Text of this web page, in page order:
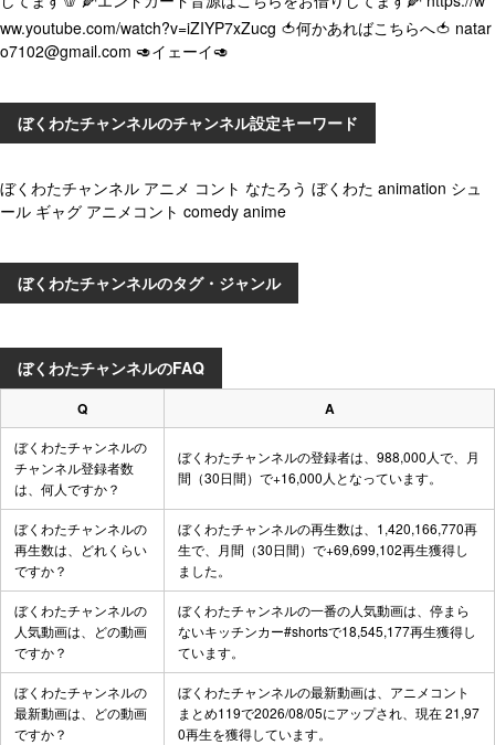
ww.youtube.com/watch?v=iZIYP7xZucg 🍅何かあればこちらへ🍅 natar
o7102@gmail.com 🥑イェーイ🥑
ぼくわたチャンネルのチャンネル設定キーワード
ぼくわたチャンネル アニメ コント なたろう ぼくわた animation シュ
ール ギャグ アニメコント comedy anime
ぼくわたチャンネルのタグ・ジャンル
ぼくわたチャンネルのFAQ
Q A
ぼくわたチャンネルの
チャンネル登録者数
は、何人ですか？
ぼくわたチャンネルの登録者は、988,000人で、月
間（30日間）で+16,000人となっています。
ぼくわたチャンネルの
再生数は、どれくらい
ですか？
ぼくわたチャンネルの再生数は、1,420,166,770再
生で、月間（30日間）で+69,699,102再生獲得し
ました。
ぼくわたチャンネルの
人気動画は、どの動画
ですか？
ぼくわたチャンネルの一番の人気動画は、 停まら
ないキッチンカー#shortsで18,545,177再生獲得し
ています。
ぼくわたチャンネルの
最新動画は、どの動画
ですか？
ぼくわたチャンネルの最新動画は、 アニメコント
まとめ119で2026/08/05にアップされ、現在 21,97
0再生を獲得しています。